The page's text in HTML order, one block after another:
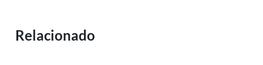
Relacionado